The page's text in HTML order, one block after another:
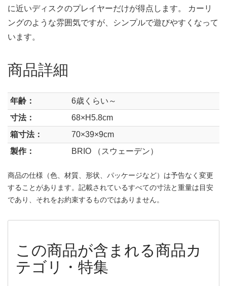
に近いディスクのプレイヤーだけが得点します。 カーリ
ングのような雰囲気ですが、シンプルで遊びやすくなって
います。
商品詳細
年齢：
6歳くらい～
寸法：
68×H5.8cm
箱寸法：
70×39×9cm
製作：
BRIO （スウェーデン）
商品の仕様（色、材質、形状、パッケージなど）は予告なく変更
することがあります。記載されているすべての寸法と重量は目安
であり、それをお約束するものではありません。
この商品が含まれる商品カ
テゴリ・特集